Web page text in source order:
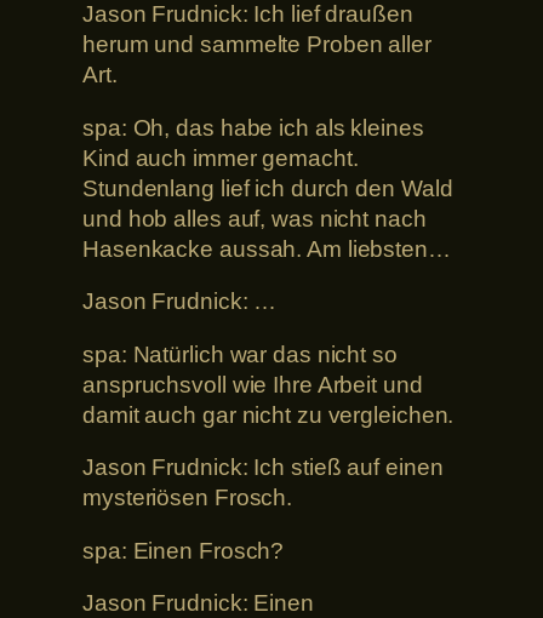
Jason Frudnick: Ich lief draußen
herum und sammelte Proben aller
Art.
spa: Oh, das habe ich als kleines
Kind auch immer gemacht.
Stundenlang lief ich durch den Wald
und hob alles auf, was nicht nach
Hasenkacke aussah. Am liebsten…
Jason Frudnick: …
spa: Natürlich war das nicht so
anspruchsvoll wie Ihre Arbeit und
damit auch gar nicht zu vergleichen.
Jason Frudnick: Ich stieß auf einen
mysteriösen Frosch.
spa: Einen Frosch?
Jason Frudnick: Einen